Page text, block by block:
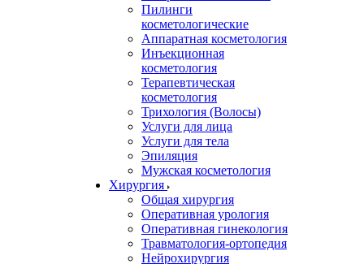
Пилинги
косметологические
Аппаратная косметология
Инъекционная
косметология
Терапевтическая
косметология
Трихология (Волосы)
Услуги для лица
Услуги для тела
Эпиляция
Мужская косметология
Хирургия
Общая хирургия
Оперативная урология
Оперативная гинекология
Травматология-ортопедия
Нейрохирургия